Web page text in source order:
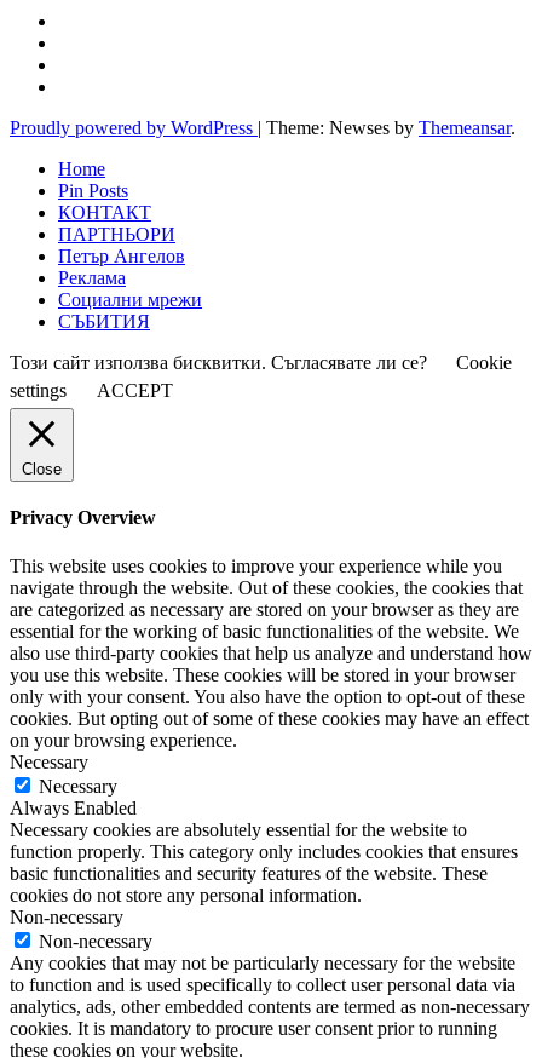
Proudly powered by WordPress | Theme: Newses by Themeansar.
Home
Pin Posts
КОНТАКТ
ПАРТНЬОРИ
Петър Ангелов
Реклама
Социални мрежи
СЪБИТИЯ
Този сайт използва бисквитки. Съгласявате ли се?
Cookie
settings
ACCEPT
Close
Privacy Overview
This website uses cookies to improve your experience while you
navigate through the website. Out of these cookies, the cookies that
are categorized as necessary are stored on your browser as they are
essential for the working of basic functionalities of the website. We
also use third-party cookies that help us analyze and understand how
you use this website. These cookies will be stored in your browser
only with your consent. You also have the option to opt-out of these
cookies. But opting out of some of these cookies may have an effect
on your browsing experience.
Necessary
Necessary
Always Enabled
Necessary cookies are absolutely essential for the website to
function properly. This category only includes cookies that ensures
basic functionalities and security features of the website. These
cookies do not store any personal information.
Non-necessary
Non-necessary
Any cookies that may not be particularly necessary for the website
to function and is used specifically to collect user personal data via
analytics, ads, other embedded contents are termed as non-necessary
cookies. It is mandatory to procure user consent prior to running
these cookies on your website.